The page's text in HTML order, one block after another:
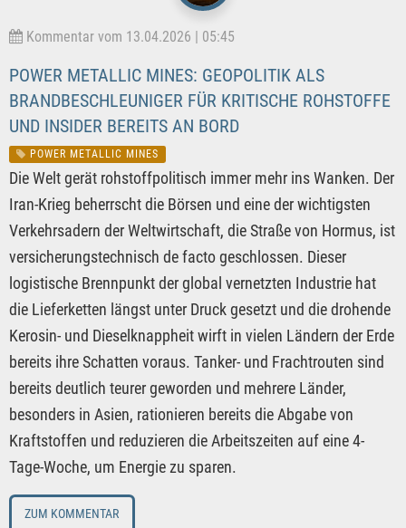
Kommentar vom 13.04.2026 | 05:45
POWER METALLIC MINES: GEOPOLITIK ALS
BRANDBESCHLEUNIGER FÜR KRITISCHE ROHSTOFFE
UND INSIDER BEREITS AN BORD
POWER METALLIC MINES
Die Welt gerät rohstoffpolitisch immer mehr ins Wanken. Der
Iran-Krieg beherrscht die Börsen und eine der wichtigsten
Verkehrsadern der Weltwirtschaft, die Straße von Hormus, ist
versicherungstechnisch de facto geschlossen. Dieser
logistische Brennpunkt der global vernetzten Industrie hat
die Lieferketten längst unter Druck gesetzt und die drohende
Kerosin- und Dieselknappheit wirft in vielen Ländern der Erde
bereits ihre Schatten voraus. Tanker- und Frachtrouten sind
bereits deutlich teurer geworden und mehrere Länder,
besonders in Asien, rationieren bereits die Abgabe von
Kraftstoffen und reduzieren die Arbeitszeiten auf eine 4-
Tage-Woche, um Energie zu sparen.
ZUM KOMMENTAR